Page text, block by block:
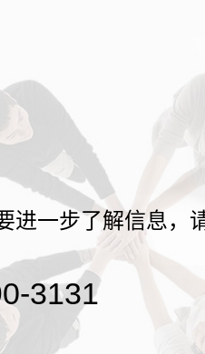
进一步了解信息，
3131